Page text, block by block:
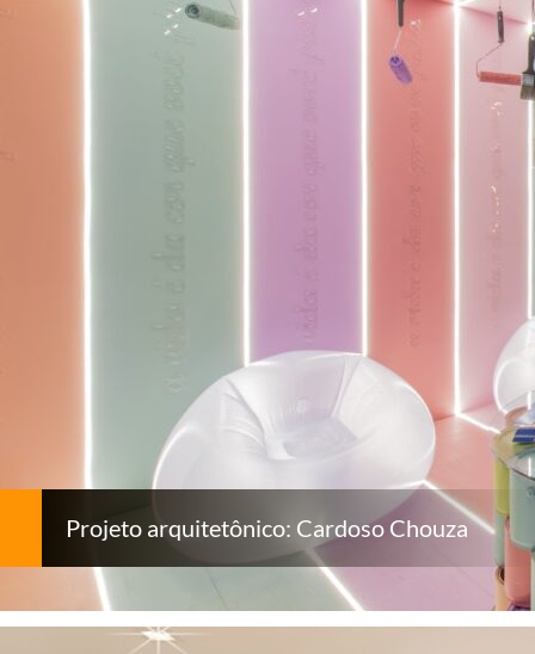
Projeto arquitetônico: Cardoso Chouza